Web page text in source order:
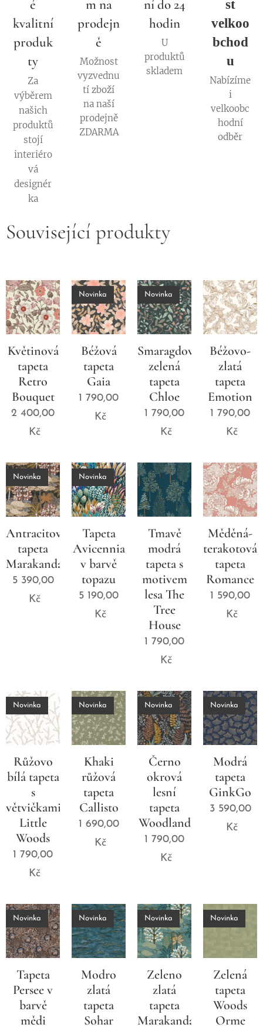
é
kvalitní
produk
ty
Za
výběrem
našich
produktů
stojí
interiéro
vá
designér
ka
m na
prodejn
ě
Možnost
vyzvednu
tí zboží
na naší
prodejně
ZDARMA
ní do 24
hodin
U
produktů
skladem
st
velkoo
bchod
u
Nabízíme
i
velkoobc
hodní
odběr
Související produkty
Květinová
tapeta
Retro
Bouquet
2 400,00
Kč
Béžová
tapeta
Gaia
Novinka
1 790,00
Kč
Smaragdově
zelená
tapeta
Chloe
Novinka
1 790,00
Kč
Béžovo-
zlatá
tapeta
Emotion
1 790,00
Kč
Antracitová
tapeta
Marakanda
Novinka
5 390,00
Kč
Tapeta
Avicennia
v barvě
topazu
Novinka
5 190,00
Kč
Tmavě
modrá
tapeta s
motivem
lesa The
Tree
House
1 790,00
Kč
Měděná-
terakotová
tapeta
Romance
1 590,00
Kč
Růžovo
bílá tapeta
s
větvičkami
Little
Woods
Novinka
1 790,00
Kč
Khaki
růžová
tapeta
Callisto
Novinka
1 690,00
Kč
Černo
okrová
lesní
tapeta
Woodland
Novinka
1 790,00
Kč
Modrá
tapeta
GinkGo
Novinka
3 590,00
Kč
Tapeta
Persee v
barvě
mědi
Novinka
Modro
zlatá
tapeta
Sohar
Novinka
Zeleno
zlatá
tapeta
Marakanda
Novinka
Zelená
tapeta
Woods
Orme
Novinka